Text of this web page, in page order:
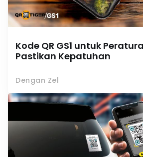
Kode QR GS1 untuk
Pastikan Kepatuhan
Dengan Zel